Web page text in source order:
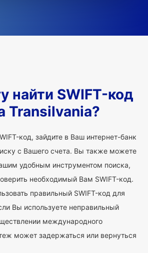
найти SWIFT-код
Transilvania?
код, зайдите в Ваш интернет-банк
с Вашего счета. Вы также можете
удобным инструментом поиска,
необходимый Вам SWIFT-код.
правильный SWIFT-код для
Вы используете неправильный
международного
может задержаться или вернуться